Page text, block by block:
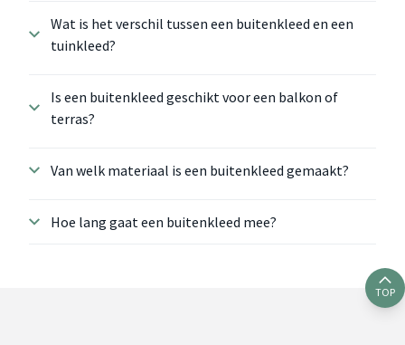
Wat is het verschil tussen een buitenkleed en een
tuinkleed?
Is een buitenkleed geschikt voor een balkon of
terras?
Van welk materiaal is een buitenkleed gemaakt?
Hoe lang gaat een buitenkleed mee?
TOP